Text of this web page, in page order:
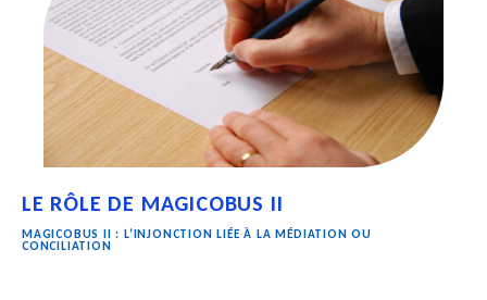
LE RÔLE DE MAGICOBUS II
MAGICOBUS II : L’INJONCTION LIÉE À LA MÉDIATION OU
CONCILIATION